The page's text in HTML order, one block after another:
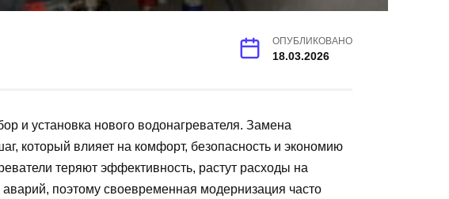
ОПУБЛИКОВАНО
18.03.2026
и установка нового водонагревателя. Замена
который влияет на комфорт, безопасность и экономию
теряют эффективность, растут расходы на
поэтому своевременная модернизация часто